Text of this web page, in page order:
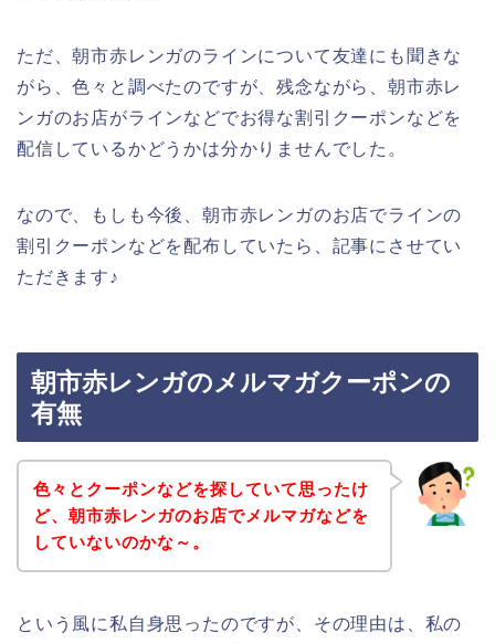
ただ、朝市赤レンガのラインについて友達にも聞きな
がら、色々と調べたのですが、残念ながら、朝市赤レ
ンガのお店がラインなどでお得な割引クーポンなどを
配信しているかどうかは分かりませんでした。
なので、もしも今後、朝市赤レンガのお店でラインの
割引クーポンなどを配布していたら、記事にさせてい
ただきます♪
朝市赤レンガのメルマガクーポンの
有無
色々とクーポンなどを探していて思ったけ
ど、朝市赤レンガのお店でメルマガなどを
していないのかな～。
という風に私自身思ったのですが、その理由は、私の